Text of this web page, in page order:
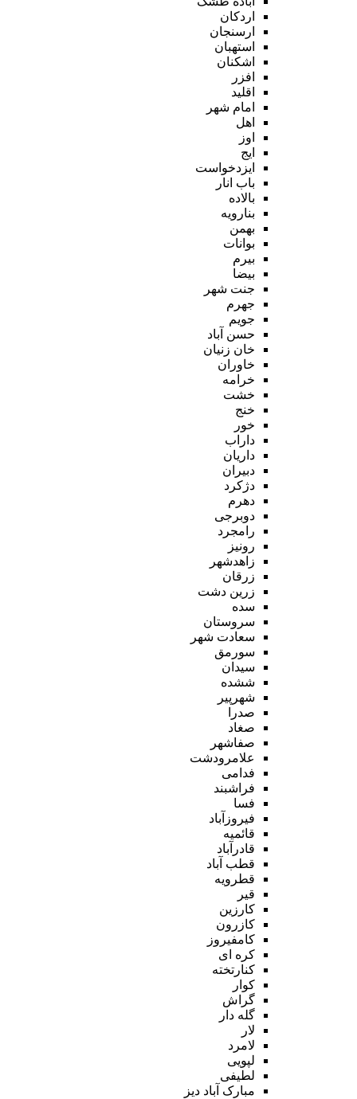
اردکان
ارسنجان
استهبان
اشکنان
افزر
اقلید
امام شهر
اهل
اوز
ایج
ایزدخواست
باب انار
بالاده
بنارویه
بهمن
بوانات
بیرم
بیضا
جنت شهر
جهرم
جویم
حسن آباد
خان زنیان
خاوران
خرامه
خشت
خنج
خور
داراب
داریان
دبیران
دژکرد
دهرم
دوبرجی
رامجرد
رونیز
زاهدشهر
زرقان
زرین دشت
سده
سروستان
سعادت شهر
سورمق
سیدان
ششده
شهرپیر
صدرا
صغاد
صفاشهر
علامرودشت
فدامی
فراشبند
فسا
فیروزآباد
قائمیه
قادرآباد
قطب آباد
قطرویه
قیر
کارزین
کازرون
کامفیروز
کره ای
کنارتخته
کوار
گراش
گله دار
لار
لامرد
لپویی
لطیفی
مبارک آباد دیز